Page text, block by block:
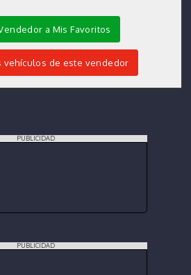
a Mis Favoritos
vehículos de este vendedor
PUBLICIDAD
PUBLICIDAD